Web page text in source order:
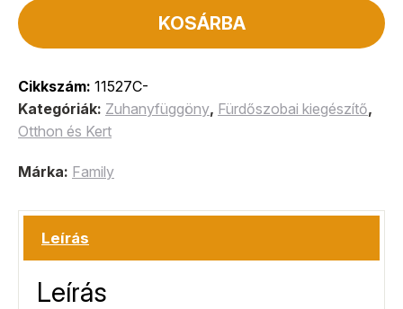
KOSÁRBA
Cikkszám: 11527C-
Kategóriák: Zuhanyfüggöny, Fürdőszobai kiegészítő,
Otthon és Kert
Márka: Family
Leírás
Leírás